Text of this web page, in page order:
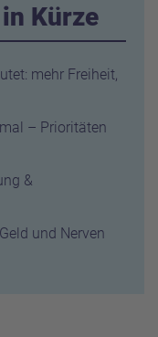
Kürze
mehr Freiheit,
– Prioritäten
&
und Nerven